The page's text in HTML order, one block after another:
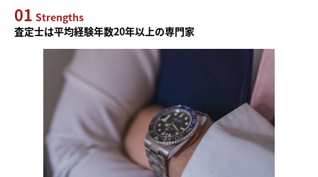
01 Strengths
査定士は平均経験年数20年以上の専門家